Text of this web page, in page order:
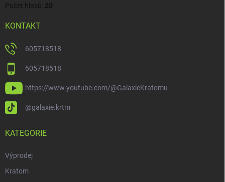
Počet hlasů: 20
KONTAKT
605718518
605718518
https://www.youtube.com/@GalaxieKratomu
@galaxie.krtm
KATEGORIE
Výprodej
Kratom